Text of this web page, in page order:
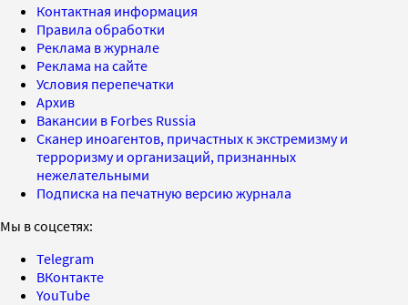
Контактная информация
Правила обработки
Реклама в журнале
Реклама на сайте
Условия перепечатки
Архив
Вакансии в Forbes Russia
Сканер иноагентов, причастных к экстремизму и
терроризму и организаций, признанных
нежелательными
Подписка на печатную версию журнала
Мы в соцсетях:
Telegram
ВКонтакте
YouTube